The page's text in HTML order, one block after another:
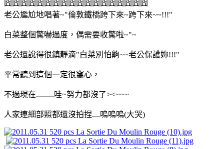
囧囧囧囧囧囧囧囧囧囧囧囧囧囧囧囧囧囧
老公尷尬地唱著~"倫敦鐵橋跨下來~跨下來~~!!!"
白菜整個驚嚇過度，偶需要收驚啦~"~
老公還說得很鎮靜滴"白菜別怕齁~~老公保護妳!!!"
平常聽到這個一定很窩心，
不過現在.........哇~努力都沒了><~~~
人家連細部照都還沒拍捏....嗚嗚嗚(大哭)